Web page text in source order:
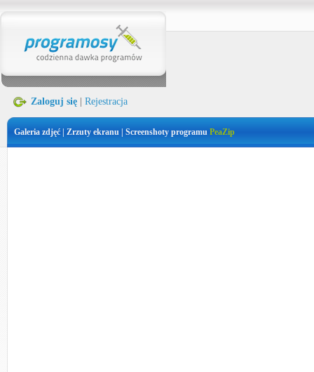
Zaloguj się Rejestracja
Galeria zdjęć | Zrzuty ekranu | Screenshoty programu PeaZip